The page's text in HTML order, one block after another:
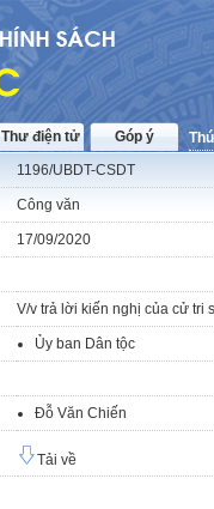
Thư điện tử Góp ý
1196/UBDT-CSDT
Công văn
17/09/2020
V/v trả lời kiến nghị của cử tri
Ủy ban Dân tộc
Đỗ Văn Chiến
Tải về